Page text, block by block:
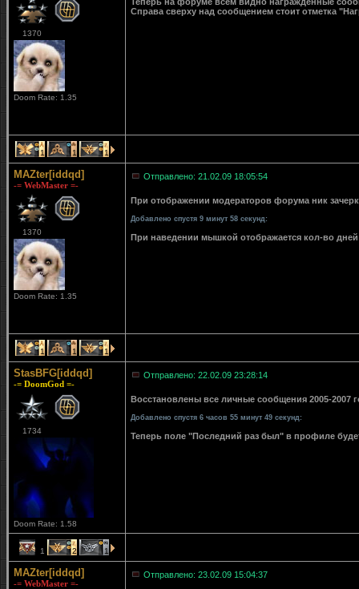
1370
Doom Rate: 1.35
Справа сверху над сообщением стоит отметка
1 1 1
MAZter[iddqd]
-= WebMaster =-
1370
Doom Rate: 1.35
Отправлено: 21.02.09 18:05:54
При отображении модераторов форума ник
Добавлено спустя 9 минут 58 секунд:
При наведении мышкой отображается кол-во
1 1 1
StasBFG[iddqd]
-= DoomGod =-
1734
Doom Rate: 1.58
Отправлено: 22.02.09 23:28:14
Восстановлены все личные сообщения 2005-2007
Добавлено спустя 6 часов 55 минут 49 секунд:
Теперь поле "Последний раз был" в профиле
1 2 1
MAZter[iddqd]
-= WebMaster =-
Отправлено: 23.02.09 15:04:37